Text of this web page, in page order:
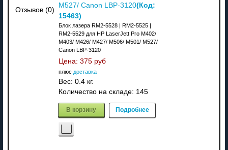
Отзывов (0)
M527/ Canon LBP-3120(Код:
15463)
Блок лазера RM2-5528 | RM2-5525 |
RM2-5529 для HP LaserJett Pro M402/
M403/ M426/ M427/ M506/ M501/ M527/
Canon LBP-3120
Цена: 375 руб
плюс доставка
Вес: 0.4 кг.
Количество на складе: 145
В корзину Подробнее